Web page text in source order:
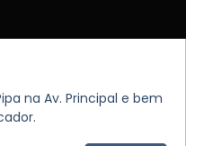
na Av. Principal e bem